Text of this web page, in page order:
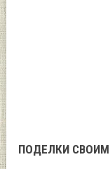
ПОДЕЛКИ